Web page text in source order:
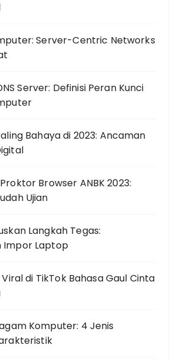
Server-Centric Networks
Server: Definisi Peran Kunci
Bahaya di 2023: Ancaman
Browser ANBK 2023:
Ujian
Langkah Tegas:
Impor Laptop
di TikTok Bahasa Gaul Cinta
Komputer: 4 Jenis